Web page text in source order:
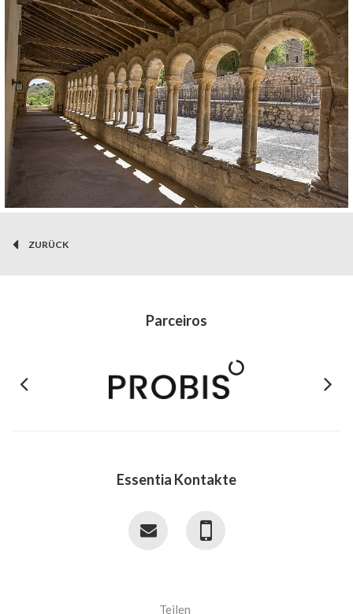
ZURÜCK
Parceiros
Previous Next
Essentia Kontakte
Teilen